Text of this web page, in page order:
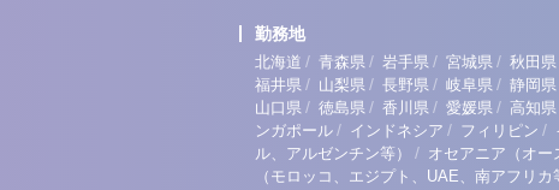
勤務地
北海道 / 青森県 / 岩手県 / 宮城県 / 秋田県
福井県 / 山梨県 / 長野県 / 岐阜県 / 静岡県
山口県 / 徳島県 / 香川県 / 愛媛県 / 高知県
ンガポール / インドネシア / フィリピン /
ル、アルゼンチン等）
/ オセアニア（オー
（モロッコ、エジプト、UAE、南アフリカ